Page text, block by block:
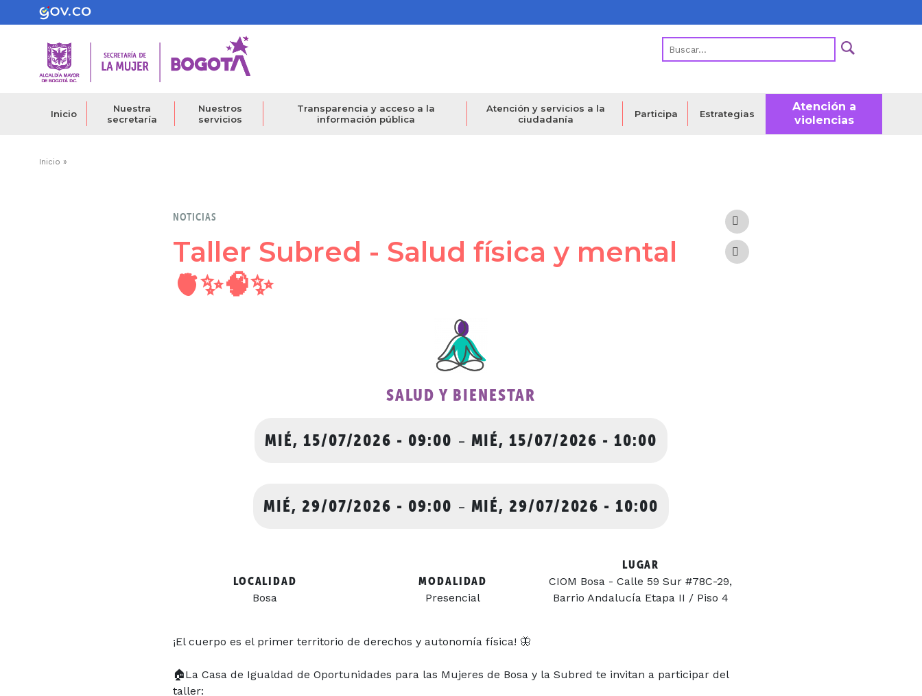
al
contenido
Inicio
Nuestra
secretaría
Nuestros
servicios
Transparencia y acceso a la
información pública
Atención y servicios a la
ciudadanía
Participa Estrategias
Atención a
violencias
Ruta
Inicio
NOTICIAS
Taller Subred - Salud física y mental
🫀✨🧠✨
SALUD Y BIENESTAR
MIÉ, 15/07/2026 - 09:00 - MIÉ, 15/07/2026 - 10:00
MIÉ, 29/07/2026 - 09:00 - MIÉ, 29/07/2026 - 10:00
LOCALIDAD
Bosa
MODALIDAD
Presencial
LUGAR
CIOM Bosa - Calle 59 Sur #78C-29,
Barrio Andalucía Etapa II / Piso 4
¡El cuerpo es el primer territorio de derechos y autonomía física! 🦋
🏠La Casa de Igualdad de Oportunidades para las Mujeres de Bosa y la Subred te invitan a participar del
taller: